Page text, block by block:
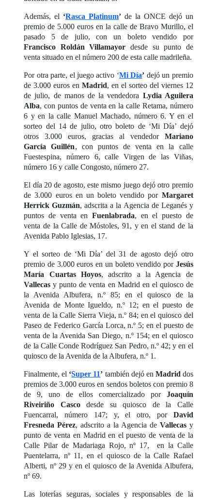
Además, el ‘Rasca Platinum’ de la ONCE dejó un
premio de 5.000 euros en la calle de Bravo Murillo, el
pasado 5 de julio, con un boleto vendido por
Francisco Roldán Villamayor desde su punto de
venta situado en el número 200 de esta calle madrileña.
Por otra parte, el juego activo ‘Mi Día’ dejó un premio
de 3.000 euros enMadrid, en el sorteo del viernes 12
de julio, de manos de la vendedora Lydia Aguilera
Alba, con puntos de venta en la calle Retama, número
6 y en la calle Manuel Machado, número 6. Y en el
sorteo del 14 de julio, otro boleto de ‘Mi Día’ dejó
otros 3.000 euros, gracias al vendedor Mariano
García Guillén, con puntos de venta en la calle
Fuestespina, número 6, calle Virgen de las Viñas,
número 16 y calle Congosto, número 27.
El día 20 de agosto, este mismo juego dejó otro premio
de 3.000 euros en un boleto vendido por Margaret
Herrick Guzmán, adscrita a la Agencia de Leganés y
puntos de venta en Fuenlabrada, en el puesto de
venta de la Calle de Móstoles, 91, y en el stand de la
Avenida Pablo Iglesias, 17.
Y el sorteo de ‘Mi Día’ del 31 de agosto dejó otro
premio de 3.000 euros en un boleto vendido por Jesús
María Cuartas Hoyos, adscrito a la Agencia de
Vallecasy punto de venta en Madrid en el quiosco de
la Avenida Albufera, n.º 85; en el quiosco de la
Avenida de Monte Igueldo, n.º 12; en el puesto de
venta de la Calle Sierra Vieja, n.º 84; en el quiosco del
Paseo de Federico García Lorca, n.º 5; en el puesto de
venta de la Avenida San Diego, n.º 154; en el quiosco
de la Calle Conde Rodríguez San Pedro, n.º 42; y en el
quiosco de la Avenida de la Albufera, n.º 1.
Finalmente, el ‘Super 11’ también dejó en Madrid dos
premios de 3.000 euros en sendos boletos con premio 8
de 9, uno de ellos comercializado por Joaquín
Riveiriño Cascodesde su quiosco de la Calle
Fuencarral, número 147; y, el otro, por David
Fresneda Pérez, adscrito a la Agencia de Vallecas y
punto de venta en Madrid en el puesto de venta de la
Calle Pilar de Madariaga Rojo, nº 17, en la Calle
Puentelarra, nº 11, en el quiosco de la Calle Rafael
Alberti, nº 29 y en el quiosco de la Avenida Albufera,
nº 69.
Las loterías seguras, sociales y responsables de la